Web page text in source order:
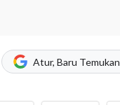
Atur, Baru Temukan